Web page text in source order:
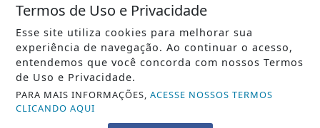
ECONOMIA
EDUCAÇÃO
ENTRETENIMENTO
Termos de Uso e Privacidade
Esse site utiliza cookies para melhorar sua
experiência de navegação. Ao continuar o acesso,
entendemos que você concorda com nossos Termos
de Uso e Privacidade.
PARA MAIS INFORMAÇÕES,ACESSE NOSSOS TERMOS
CLICANDO AQUI